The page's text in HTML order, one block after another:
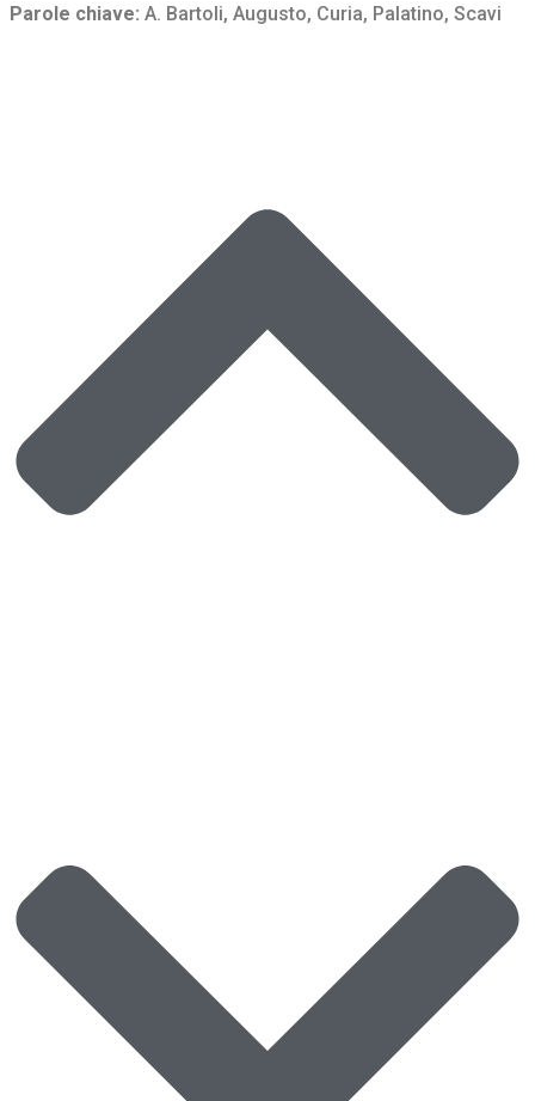
Parole chiave: A. Bartoli, Augusto, Curia, Palatino, Scavi